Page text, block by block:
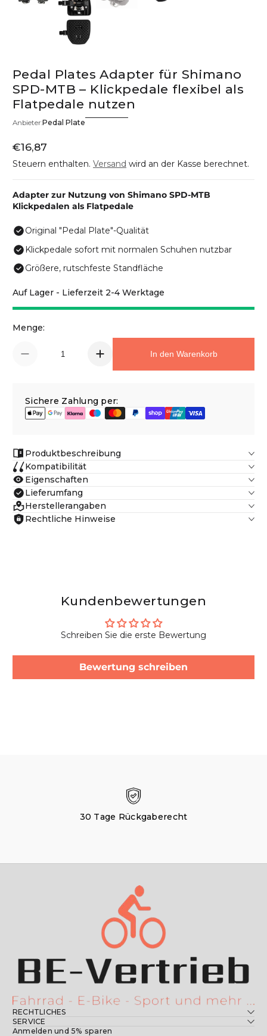
Pedal Plates Adapter für Shimano
SPD-MTB – Klickpedale flexibel als
Flatpedale nutzen
Anbieter:Pedal Plate
Regulärer Preis
€16,87
Steuern enthalten. Versand wird an der Kasse berechnet.
Adapter zur Nutzung von Shimano SPD-MTB
Klickpedalen als Flatpedale
Original "Pedal Plate"-Qualität
Klickpedale sofort mit normalen Schuhen nutzbar
Größere, rutschfeste Standfläche
Auf Lager - Lieferzeit 2-4 Werktage
Menge:
In den Warenkorb
Sichere Zahlung per:
Produktbeschreibung
Kompatibilität
Eigenschaften
Lieferumfang
Herstellerangaben
Rechtliche Hinweise
Kundenbewertungen
Schreiben Sie die erste Bewertung
Bewertung schreiben
30 Tage Rückgaberecht
RECHTLICHES
SERVICE
Anmelden und 5% sparen